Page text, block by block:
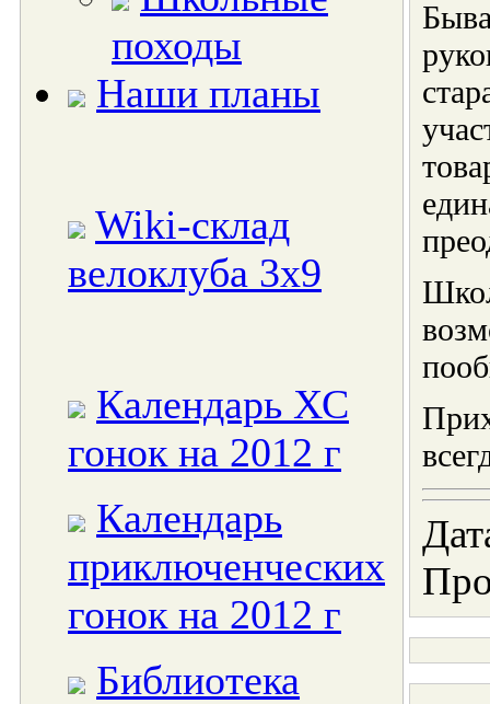
походы
Наши планы
Wiki-склад
велоклуба 3x9
Календарь ХС
гонок на 2012 г
Календарь
приключенческих
гонок на 2012 г
Библиотека